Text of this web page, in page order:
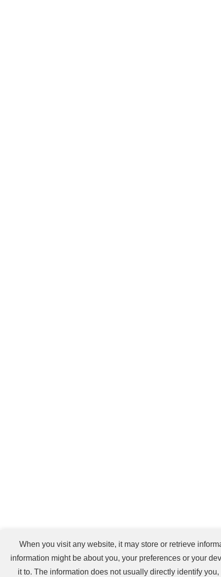
When you visit any website, it may store or retrieve
information might be about you, your preferences or your
it to. The information does not usually directly identify